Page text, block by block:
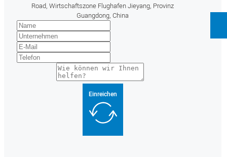
Road, Wirtschaftszone Flughafen Jieyang, Provinz
Guangdong, China
Einreichen